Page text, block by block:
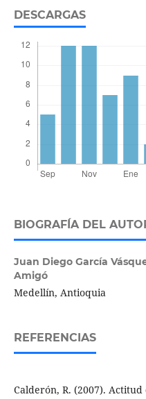
DESCARGAS
BIOGRAFÍA DEL
Juan Diego García
Amigó
Medellín, Antioquia
REFERENCIAS
Calderón, R. (2007).